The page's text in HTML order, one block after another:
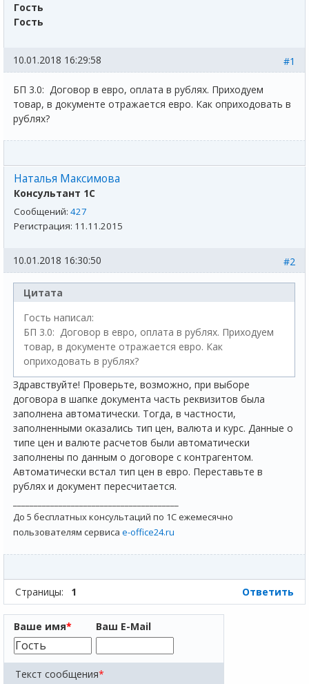
Гость
Гость
#1
10.01.2018 16:29:58
БП 3.0: Договор в евро, оплата в рублях. Приходуем
товар, в документе отражается евро. Как оприходовать в
рублях?
Наталья Максимова
Консультант 1С
Сообщений: 427
Регистрация: 11.11.2015
#2
10.01.2018 16:30:50
Цитата
Гость написал:
БП 3.0: Договор в евро, оплата в рублях. Приходуем
товар, в документе отражается евро. Как
оприходовать в рублях?
Здравствуйте! Проверьте, возможно, при выборе
договора в шапке документа часть реквизитов была
заполнена автоматически. Тогда, в частности,
заполненными оказались тип цен, валюта и курс. Данные о
типе цен и валюте расчетов были автоматически
заполнены по данным о договоре с контрагентом.
Автоматически встал тип цен в евро. Переставьте в
рублях и документ пересчитается.
До 5 бесплатных консультаций по 1С ежемесячно
пользователям сервиса e-office24.ru
Страницы: 1 Ответить
Ваше имя* Ваш E-Mail
Текст сообщения*